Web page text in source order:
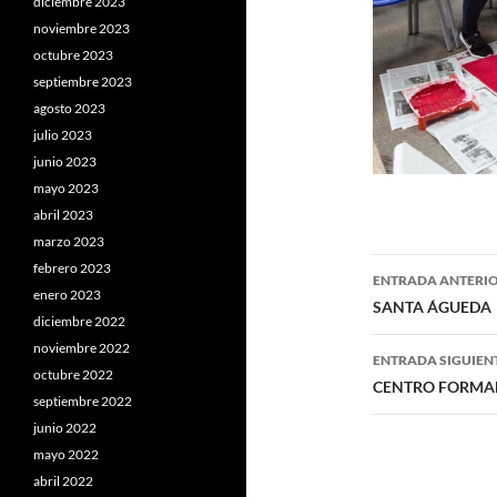
de
entradas
ENTRADA
SANTA ÁGUEDA
ENTRADA
CENTRO
noviembre 2023
octubre 2023
septiembre 2023
agosto 2023
julio 2023
junio 2023
mayo 2023
abril 2023
marzo 2023
febrero 2023
enero 2023
diciembre 2022
noviembre 2022
octubre 2022
septiembre 2022
junio 2022
mayo 2022
abril 2022